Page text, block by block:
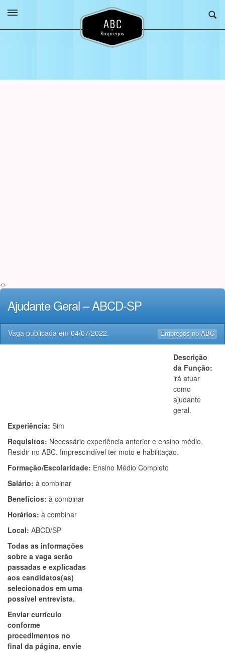
<>
Ajudante Geral – ABCD-SP
Empregos no ABC
Vaga publicada em 04/07/2022.
Descrição
da Função:
irá atuar
como
ajudante
geral.
Experiência: Sim
Requisitos: Necessário experiência anterior e ensino médio.
Residir no ABC. Imprescindível ter moto e habilitação.
Formação/Escolaridade: Ensino Médio Completo
Salário: à combinar
Benefícios: à combinar
Horários: à combinar
Local: ABCD/SP
Todas as informações
sobre a vaga serão
passadas e explicadas
aos candidatos(as)
selecionados em uma
possível entrevista.
Enviar currículo
conforme
procedimentos no
final da página, envie